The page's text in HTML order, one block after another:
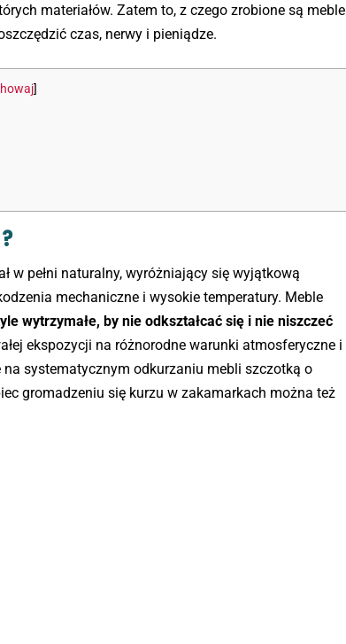
materiałów. Zatem to, z czego zrobione są meble
czas, nerwy i pieniądze.
]
w pełni naturalny, wyróżniający się wyjątkową
mechaniczne i wysokie temperatury. Meble
wytrzymałe, by nie odkształcać się i nie niszczeć
ekspozycji na różnorodne warunki atmosferyczne i
systematycznym odkurzaniu mebli szczotką o
gromadzeniu się kurzu w zakamarkach można też